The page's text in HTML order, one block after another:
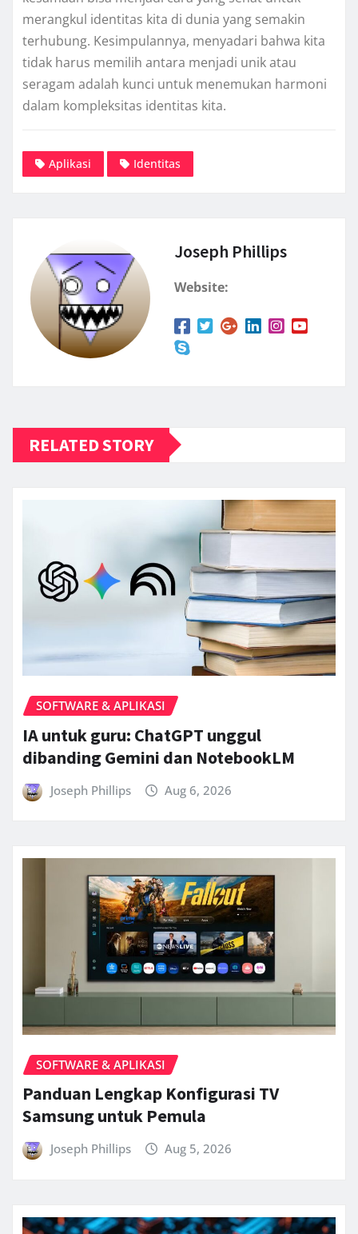
merangkul identitas kita di dunia yang semakin
terhubung. Kesimpulannya, menyadari bahwa kita
tidak harus memilih antara menjadi unik atau
seragam adalah kunci untuk menemukan harmoni
dalam kompleksitas identitas kita.
Aplikasi Identitas
Joseph Phillips
Website:
RELATED STORY
SOFTWARE & APLIKASI
IA untuk guru: ChatGPT unggul
dibanding Gemini dan NotebookLM
Joseph Phillips Aug 6, 2026
SOFTWARE & APLIKASI
Panduan Lengkap Konfigurasi TV
Samsung untuk Pemula
Joseph Phillips Aug 5, 2026